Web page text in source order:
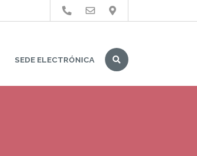
SEDE ELECTRÓNICA
Buscar